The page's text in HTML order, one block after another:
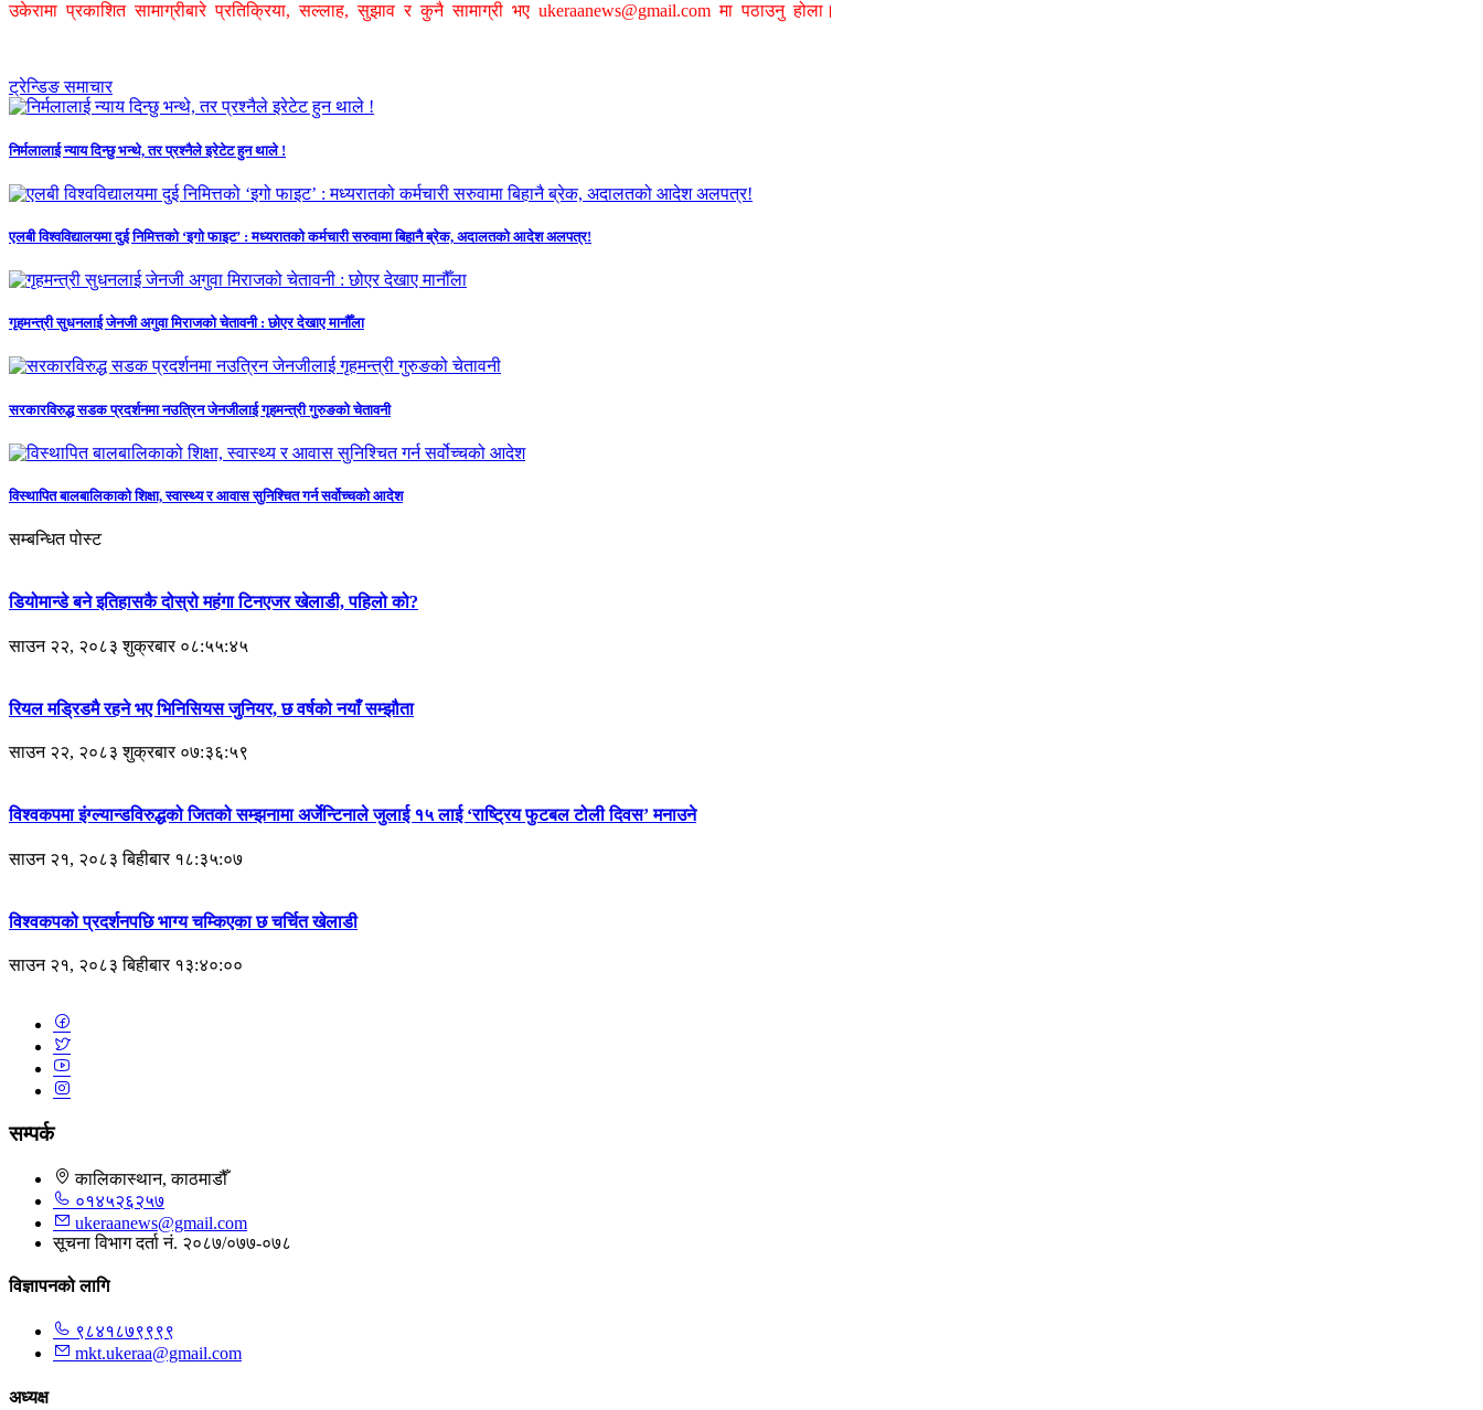
उकेरामा प्रकाशित सामाग्रीबारे प्रतिक्रिया, सल्लाह, सुझाव र कुनै सामाग्री भए ukeraanews@gmail.com मा पठाउनु होला।
ट्रेन्डिङ समाचार
निर्मलालाई न्याय दिन्छु भन्थे, तर प्रश्नैले इरेटेट हुन थाले !
एलबी विश्वविद्यालयमा दुई निमित्तको ‘इगो फाइट’ : मध्यरातको कर्मचारी सरुवामा बिहानै ब्रेक, अदालतको आदेश अलपत्र!
गृहमन्त्री सुधनलाई जेनजी अगुवा मिराजको चेतावनी : छोएर देखाए मानौँला
सरकारविरुद्ध सडक प्रदर्शनमा नउत्रिन जेनजीलाई गृहमन्त्री गुरुङको चेतावनी
विस्थापित बालबालिकाको शिक्षा, स्वास्थ्य र आवास सुनिश्चित गर्न सर्वोच्चको आदेश
सम्बन्धित पोस्ट
डियोमान्डे बने इतिहासकै दोस्रो महंगा टिनएजर खेलाडी, पहिलो को?
साउन २२, २०८३ शुक्रबार ०८:५५:४५
रियल मड्रिडमै रहने भए भिनिसियस जुनियर, छ वर्षको नयाँ सम्झौता
साउन २२, २०८३ शुक्रबार ०७:३६:५९
विश्वकपमा इंग्ल्यान्डविरुद्धको जितको सम्झनामा अर्जेन्टिनाले जुलाई १५ लाई ‘राष्ट्रिय फुटबल टोली दिवस’ मनाउने
साउन २१, २०८३ बिहीबार १८:३५:०७
विश्वकपको प्रदर्शनपछि भाग्य चम्किएका छ चर्चित खेलाडी
साउन २१, २०८३ बिहीबार १३:४०:००
सम्पर्क
कालिकास्थान, काठमाडौँ
०१४५२६२५७
ukeraanews@gmail.com
सूचना विभाग दर्ता नं. २०८७/०७७-०७८
विज्ञापनको लागि
९८४१८७९९९९
mkt.ukeraa@gmail.com
अध्यक्ष